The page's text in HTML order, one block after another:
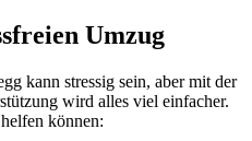
Umzug
kann stressig sein, aber mit der
wird alles viel einfacher.
können: